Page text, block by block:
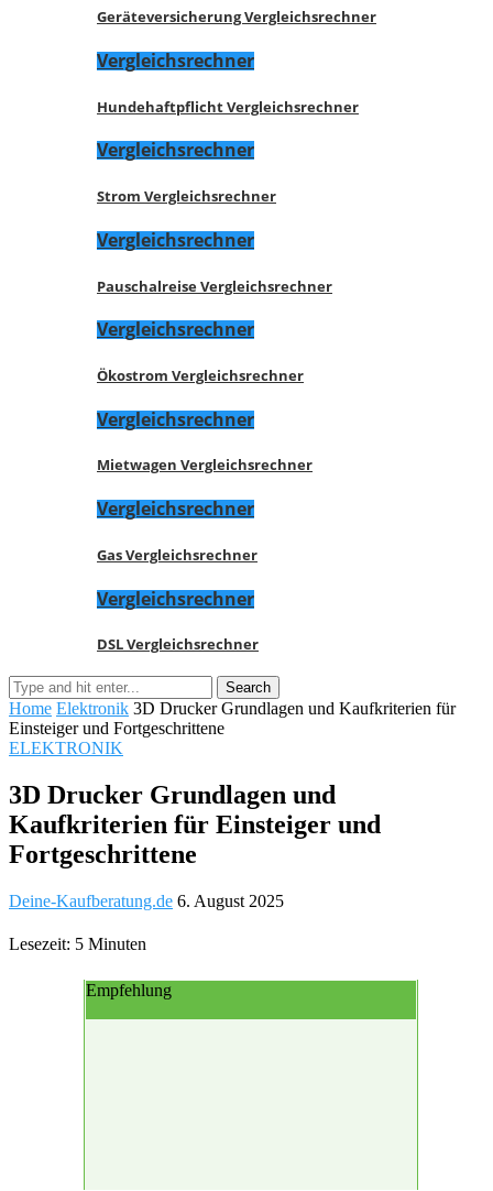
Geräteversicherung Vergleichsrechner
Vergleichsrechner
Hundehaftpflicht Vergleichsrechner
Vergleichsrechner
Strom Vergleichsrechner
Vergleichsrechner
Pauschalreise Vergleichsrechner
Vergleichsrechner
Ökostrom Vergleichsrechner
Vergleichsrechner
Mietwagen Vergleichsrechner
Vergleichsrechner
Gas Vergleichsrechner
Vergleichsrechner
DSL Vergleichsrechner
Home Elektronik 3D Drucker Grundlagen und Kaufkriterien für
Einsteiger und Fortgeschrittene
ELEKTRONIK
3D Drucker Grundlagen und
Kaufkriterien für Einsteiger und
Fortgeschrittene
Deine-Kaufberatung.de 6. August 2025
Lesezeit: 5 Minuten
Empfehlung